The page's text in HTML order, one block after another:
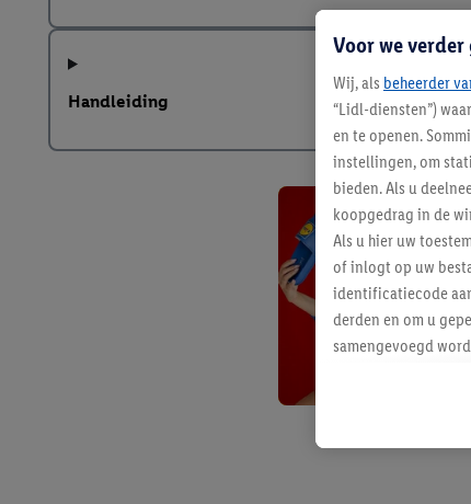
Handleiding
Voor we
Wij, als beheerder
“Lidl-diensten”)
en te openen.
instellingen, om
bieden. Als u
koopgedrag in de
Als u hier uw
of inlogt op uw
identificatiecode
derden en om u
samengevoegd
Als u hiermee
u interesse hebt
niet te kopen), ook